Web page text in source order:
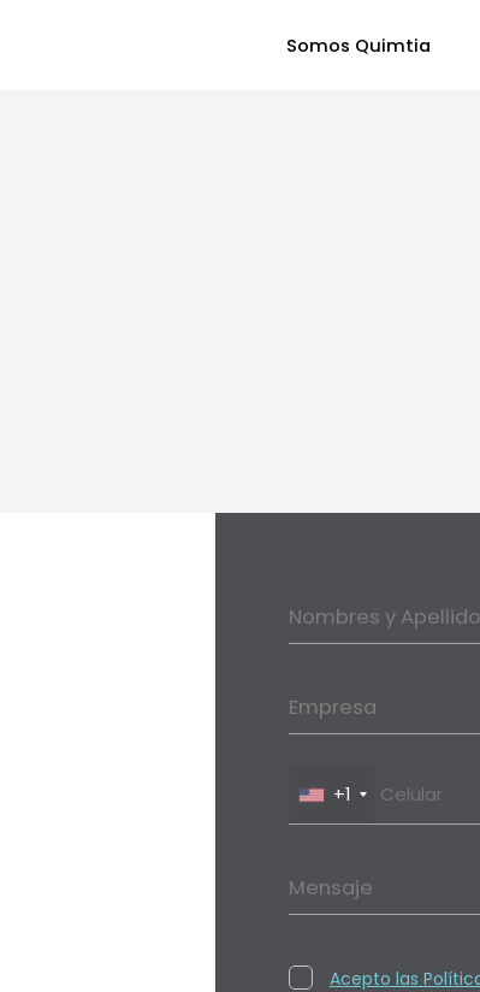
Somos Quimtia
Nombres y
Empresa
+1
Mensaje
Acepto las